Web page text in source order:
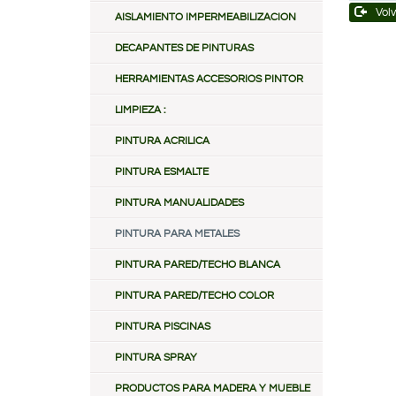
AISLAMIENTO IMPERMEABILIZACION
DECAPANTES DE PINTURAS
HERRAMIENTAS ACCESORIOS PINTOR
LIMPIEZA :
PINTURA ACRILICA
PINTURA ESMALTE
PINTURA MANUALIDADES
PINTURA PARA METALES
PINTURA PARED/TECHO BLANCA
PINTURA PARED/TECHO COLOR
PINTURA PISCINAS
PINTURA SPRAY
PRODUCTOS PARA MADERA Y MUEBLE